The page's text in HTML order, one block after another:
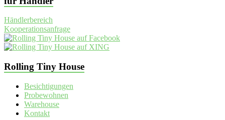
Händlerbereich
Kooperationsanfrage
Rolling Tiny House
Besichtigungen
Probewohnen
Warehouse
Kontakt